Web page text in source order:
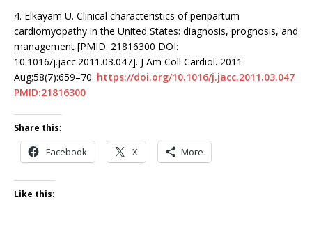
4. Elkayam U. Clinical characteristics of peripartum
cardiomyopathy in the United States: diagnosis, prognosis, and
management [PMID: 21816300 DOI:
10.1016/j.jacc.2011.03.047]. J Am Coll Cardiol. 2011
Aug;58(7):659–70. https://doi.org/10.1016/j.jacc.2011.03.047
PMID:21816300
Share this:
Facebook X More
Like this: